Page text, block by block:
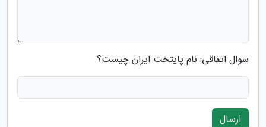
سوال اتفاقی: نام پایتخت ایران چیست؟
ارسال